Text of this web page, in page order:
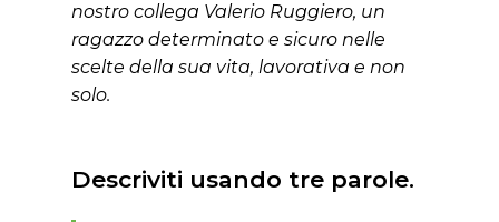
nostro collega Valerio Ruggiero, un
ragazzo determinato e sicuro nelle
scelte della sua vita, lavorativa e non
solo.
Descriviti usando tre parole.